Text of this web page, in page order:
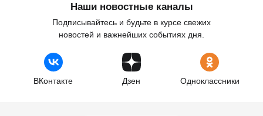
Наши новостные каналы
Подписывайтесь и будьте в курсе свежих
новостей и важнейших событиях дня.
ВКонтакте Дзен Одноклассники